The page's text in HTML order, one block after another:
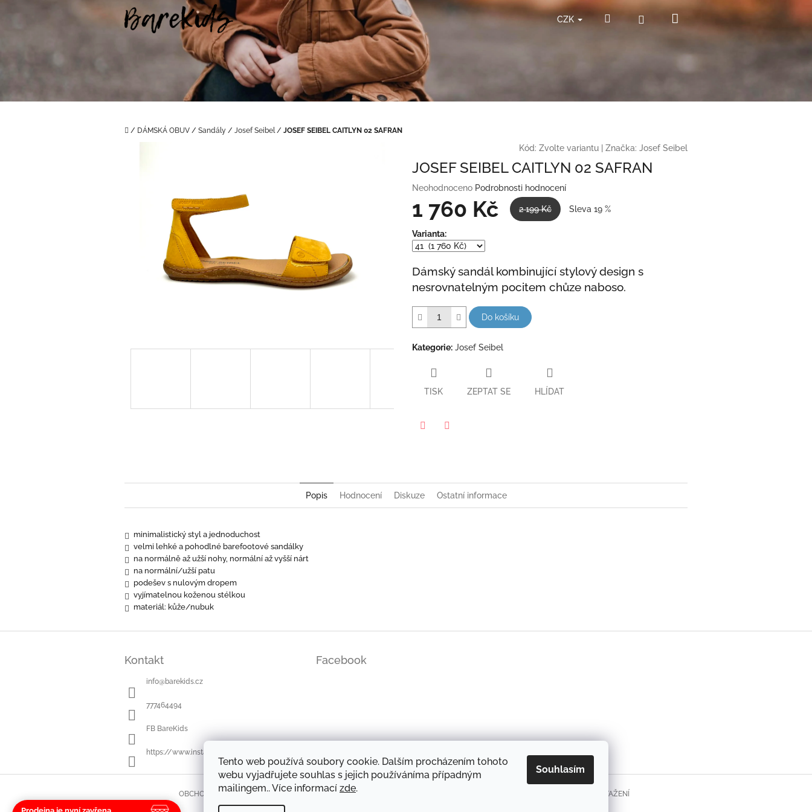
Tento web používá soubory cookie. Dalším procházením tohoto
webu vyjadřujete souhlas s jejich používáníma případným
mailingem.. Více informací zde.
Souhlasím
CZK HledatPřihlášeníNákupní
Domů
/ DÁMSKÁ OBUV / Sandály / Josef Seibel / JOSEF SEIBEL CAITLYN 02 SAFRAN
Kód: Zvolte variantu Značka: Josef Seibel
JOSEF SEIBEL CAITLYN 02 SAFRAN
Průměrné
hodnocení
produktu
0,0
z
hvězdiček.
Neohodnoceno Podrobnosti hodnocení
1 760 Kč 2 199 Kč Sleva 19 %
Měrná
cena:
Varianta:
Dámský sandál kombinující stylový design s
nesrovnatelným pocitem chůze naboso.
Do košíku
Kategorie: Josef Seibel
TISK ZEPTAT SE HLÍDAT
Popis Hodnocení Diskuze Ostatní informace
minimalistický styl a jednoduchost
velmi lehké a pohodlné barefootové sandálky
na normálně až užší nohy, normální až vyšší nárt
na normální/užší patu
podešev s nulovým dropem
vyjímatelnou koženou stélkou
materiál: kůže/nubuk
Kontakt
info@barekids.cz
777464494
FB BareKids
https://www.instagram.com/barekids/
Facebook
OBCHODNÍ PODMÍNKY DOPRAVA A PLATBA OCHRANA OSOBNÍCH ÚDAJŮ FORMULÁŘE KE STAŽENÍ